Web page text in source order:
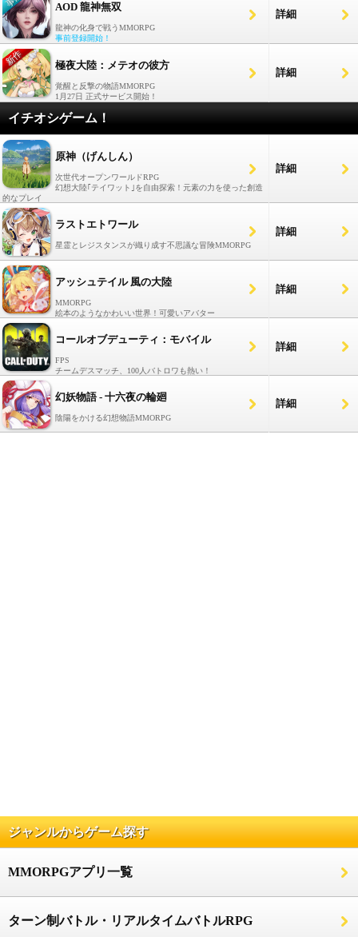
AOD 龍神無双
龍神の化身で戦うMMORPG
事前登録開始！
詳細
極夜大陸：メテオの彼方
覚醒と反撃の物語MMORPG
1月27日 正式サービス開始！
詳細
イチオシゲーム！
原神（げんしん）
次世代オープンワールドRPG
幻想大陸｢テイワット｣を自由探索！元素の力を使った創造
的なプレイ
詳細
ラストエトワール
星霊とレジスタンスが織り成す不思議な冒険MMORPG
詳細
アッシュテイル 風の大陸
MMORPG
絵本のようなかわいい世界！可愛いアバター
詳細
コールオブデューティ：モバイル
FPS
チームデスマッチ、100人バトロワも熱い！
詳細
幻妖物語 - 十六夜の輪廻
陰陽をかける幻想物語MMORPG
詳細
ジャンルからゲーム探す
MMORPGアプリ一覧
ターン制バトル・リアルタイムバトルRPG